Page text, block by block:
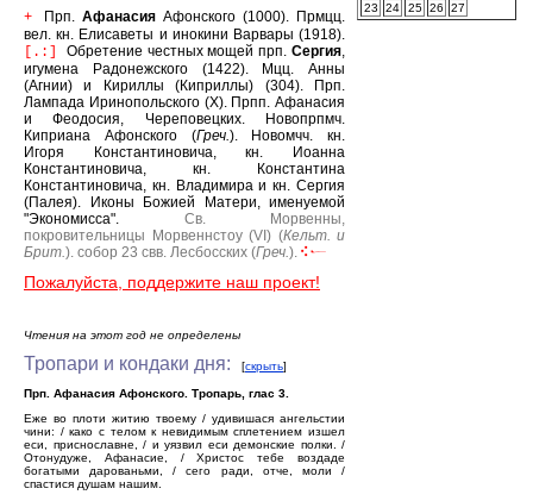
+ Прп. Афанасия Афонского (1000). Прмцц.
вел. кн. Елисаветы и инокини Варвары (1918).
[.:]
Обретение честных мощей прп.Сергия,
игумена Радонежского (1422).
Мцц. Анны
(Агнии) и Кириллы (Киприллы) (304).
Прп.
Лампада Иринопольского (X). Прпп. Афанасия
и Феодосия, Череповецких.
Новопрпмч.
Киприана Афонского (Греч.).
Новомчч. кн.
Игоря Константиновича, кн. Иоанна
Константиновича, кн. Константина
Константиновича, кн. Владимира и кн. Сергия
(Палея).
Иконы Божией Матери, именуемой
"Экономисса". Св. Морвенны,
покровительницы Морвеннстоу (VI) (Кельт. и
Брит.). собор 23 свв. Лесбосских (Греч.).
Пожалуйста, поддержите наш проект!
Чтения на этот год не определены
Тропари и кондаки дня: [скрыть]
Прп. Афанасия Афонского. Тропарь, глас 3.
Еже во плоти житию твоему / удивишася ангельстии
чини: / како с телом к невидимым сплетением изшел
еси, приснославне, / и уязвил еси демонские полки. /
Отонудуже, Афанасие, / Христос тебе воздаде
богатыми дарованьми, / сего ради, отче, моли /
спастися душам нашим.
23
24 25 26 27